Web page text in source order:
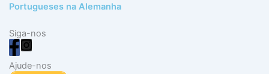
Portugueses na Alemanha
Siga-nos
Ajude-nos